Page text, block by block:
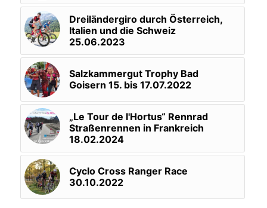
Dreiländergiro durch Österreich,
Italien und die Schweiz
25.06.2023
Salzkammergut Trophy Bad
Goisern 15. bis 17.07.2022
„Le Tour de l'Hortus“ Rennrad
Straßenrennen in Frankreich
18.02.2024
Cyclo Cross Ranger Race
30.10.2022